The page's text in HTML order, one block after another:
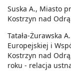
Suska A., Miasto
Kostrzyn nad
Tatała-Żurawska
Europejskiej i
Kostrzyn nad
roku - relacja